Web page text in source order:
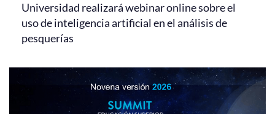
Universidad realizará webinar online sobre el
uso de inteligencia artificial en el análisis de
pesquerías